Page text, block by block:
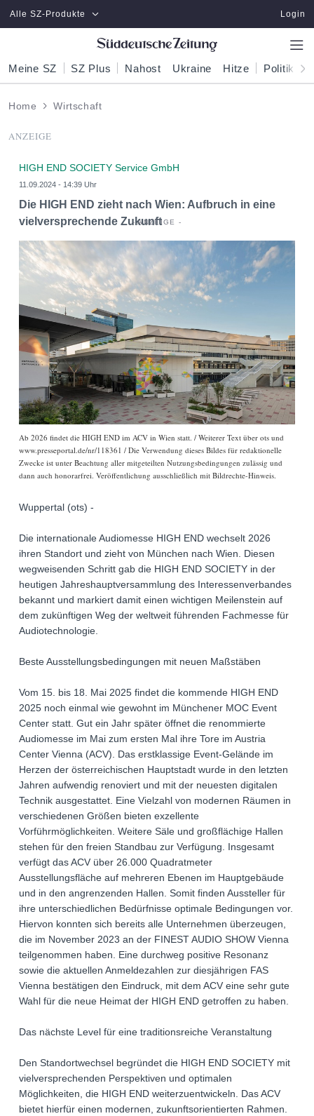
Zum Hauptinhalt springen
Alle SZ-Produkte Login
Meine SZ SZ Plus Nahost Ukraine Hitze Politik
Home Wirtschaft
ANZEIGE
HIGH END SOCIETY Service GmbH
11.09.2024 - 14:39 Uhr
Die HIGH END zieht nach Wien: Aufbruch in eine
vielversprechende Zukunft
Ab 2026 findet die HIGH END im ACV in Wien statt. / Weiterer Text über ots und
www.presseportal.de/nr/118361 / Die Verwendung dieses Bildes für redaktionelle
Zwecke ist unter Beachtung aller mitgeteilten Nutzungsbedingungen zulässig und
dann auch honorarfrei. Veröffentlichung ausschließlich mit Bildrechte-Hinweis.
Wuppertal (ots) -
Die internationale Audiomesse HIGH END wechselt 2026
ihren Standort und zieht von München nach Wien. Diesen
wegweisenden Schritt gab die HIGH END SOCIETY in der
heutigen Jahreshauptversammlung des Interessenverbandes
bekannt und markiert damit einen wichtigen Meilenstein auf
dem zukünftigen Weg der weltweit führenden Fachmesse für
Audiotechnologie.
Beste Ausstellungsbedingungen mit neuen Maßstäben
Vom 15. bis 18. Mai 2025 findet die kommende HIGH END
2025 noch einmal wie gewohnt im Münchener MOC Event
Center statt. Gut ein Jahr später öffnet die renommierte
Audiomesse im Mai zum ersten Mal ihre Tore im Austria
Center Vienna (ACV). Das erstklassige Event-Gelände im
Herzen der österreichischen Hauptstadt wurde in den letzten
Jahren aufwendig renoviert und mit der neuesten digitalen
Technik ausgestattet. Eine Vielzahl von modernen Räumen in
verschiedenen Größen bieten exzellente
Vorführmöglichkeiten. Weitere Säle und großflächige Hallen
stehen für den freien Standbau zur Verfügung. Insgesamt
verfügt das ACV über 26.000 Quadratmeter
Ausstellungsfläche auf mehreren Ebenen im Hauptgebäude
und in den angrenzenden Hallen. Somit finden Aussteller für
ihre unterschiedlichen Bedürfnisse optimale Bedingungen vor.
Hiervon konnten sich bereits alle Unternehmen überzeugen,
die im November 2023 an der FINEST AUDIO SHOW Vienna
teilgenommen haben. Eine durchweg positive Resonanz
sowie die aktuellen Anmeldezahlen zur diesjährigen FAS
Vienna bestätigen den Eindruck, mit dem ACV eine sehr gute
Wahl für die neue Heimat der HIGH END getroffen zu haben.
Das nächste Level für eine traditionsreiche Veranstaltung
Den Standortwechsel begründet die HIGH END SOCIETY mit
vielversprechenden Perspektiven und optimalen
Möglichkeiten, die HIGH END weiterzuentwickeln. Das ACV
bietet hierfür einen modernen, zukunftsorientierten Rahmen.